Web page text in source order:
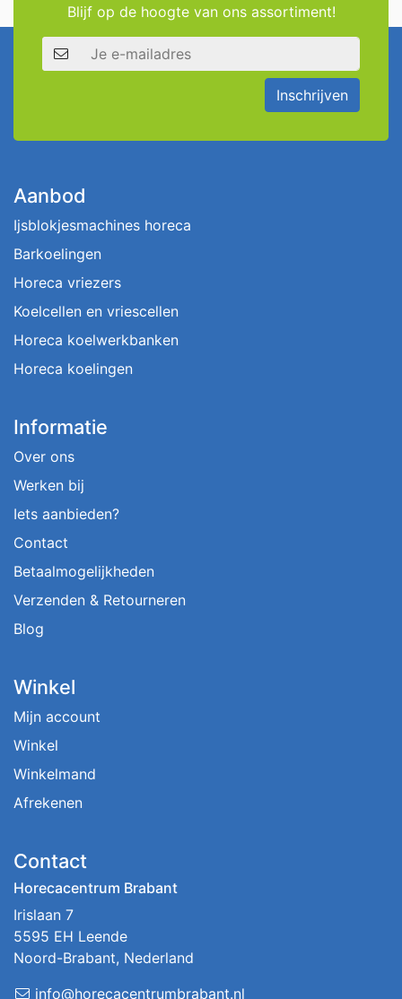
Blijf op de hoogte van ons assortiment!
E-mailadres
Inschrijven
Aanbod
Ijsblokjesmachines horeca
Barkoelingen
Horeca vriezers
Koelcellen en vriescellen
Horeca koelwerkbanken
Horeca koelingen
Informatie
Over ons
Werken bij
Iets aanbieden?
Contact
Betaalmogelijkheden
Verzenden & Retourneren
Blog
Winkel
Mijn account
Winkel
Winkelmand
Afrekenen
Contact
Horecacentrum Brabant
Irislaan 7
5595 EH Leende
Noord-Brabant, Nederland
info@horecacentrumbrabant.nl